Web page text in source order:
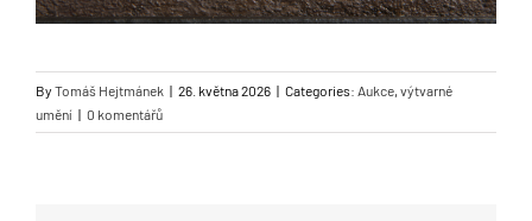
By Tomáš Hejtmánek | 26. května 2026 | Categories: Aukce, výtvarné
umění | 0 komentářů